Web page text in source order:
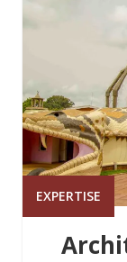
EXPERTISE